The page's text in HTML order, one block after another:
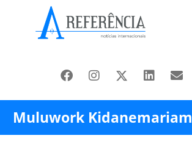
Muluwork Kidanemariam